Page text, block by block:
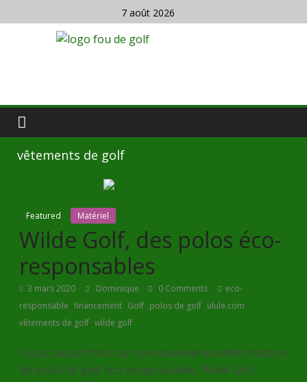
7 août 2026
vêtements de golf
Featured Matériel
Wilde Golf, des polos éco-
responsables
3 mars 2020 Dominique 0 Comments
eco-
responsable,financement, Golf, polos de golf, ulule.com,
vêtements de golf,wilde golf
Focus aujourd'hui sur une nouvelle société créatrice
de polos de golf éco-responsables, Wilde Golf,